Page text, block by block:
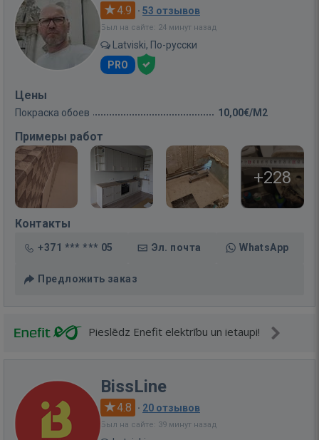
4.9 · 53 отзывов
Был на сайте: 24 минут назад
Latviski, По-русски
PRO
Цены
Покраска обоев 10,00€/M2
Примеры работ
+228
Контакты
+371 *** *** 05 Эл. почта WhatsApp
Предложить заказ
Pieslēdz Enefit elektrību un ietaupi!
BissLine
4.8 · 20 отзывов
Был на сайте: 39 минут назад